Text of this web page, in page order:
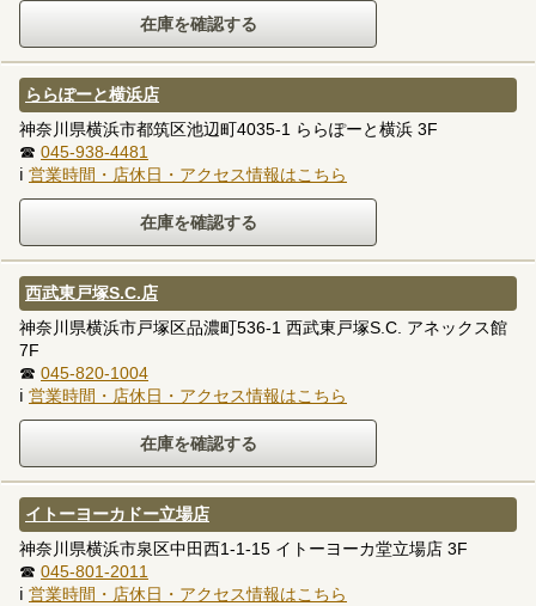
ららぽーと横浜店
神奈川県横浜市都筑区池辺町4035-1 ららぽーと横浜 3F
☎ 045-938-4481
ℹ 営業時間・店休日・アクセス情報はこちら
西武東戸塚S.C.店
神奈川県横浜市戸塚区品濃町536-1 西武東戸塚S.C. アネックス館
7F
☎ 045-820-1004
ℹ 営業時間・店休日・アクセス情報はこちら
イトーヨーカドー立場店
神奈川県横浜市泉区中田西1-1-15 イトーヨーカ堂立場店 3F
☎ 045-801-2011
ℹ 営業時間・店休日・アクセス情報はこちら